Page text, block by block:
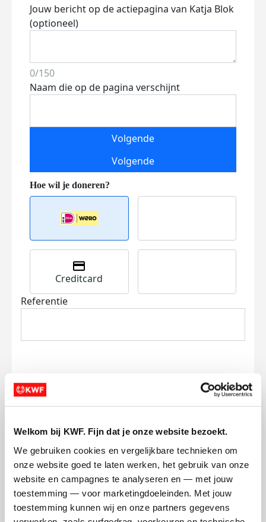
Welkom bij KWF. Fijn dat je onze website bezoekt.
We gebruiken cookies en vergelijkbare technieken om
onze website goed te laten werken, het gebruik van onze
website en campagnes te analyseren en — met jouw
toestemming — voor marketingdoeleinden. Met jouw
toestemming kunnen wij en onze partners gegevens
Jouw bericht op de actiepagina van Katja Blok
(optioneel)
0/150
Naam die op de pagina verschijnt
Volgende
Volgende
Creditcard
Referentie
en betaal €0.75 extra.
Doneer nu